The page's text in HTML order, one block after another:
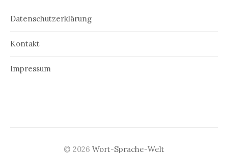
Datenschutzerklärung
Kontakt
Impressum
© 2026 Wort-Sprache-Welt